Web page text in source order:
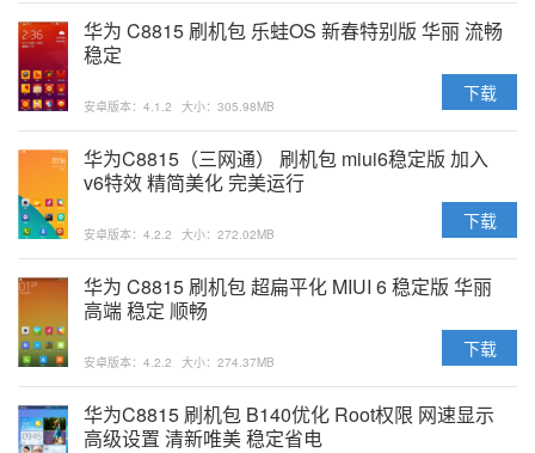
华为 C8815 刷机包 乐蛙OS 新春特别版 华丽 流畅
稳定
安卓版本：4.1.2 大小：305.98MB
下载
华为C8815（三网通） 刷机包 miui6稳定版 加入
v6特效 精简美化 完美运行
安卓版本：4.2.2 大小：272.02MB
下载
华为 C8815 刷机包 超扁平化 MIUI 6 稳定版 华丽
高端 稳定 顺畅
安卓版本：4.2.2 大小：274.37MB
下载
华为C8815 刷机包 B140优化 Root权限 网速显示
高级设置 清新唯美 稳定省电